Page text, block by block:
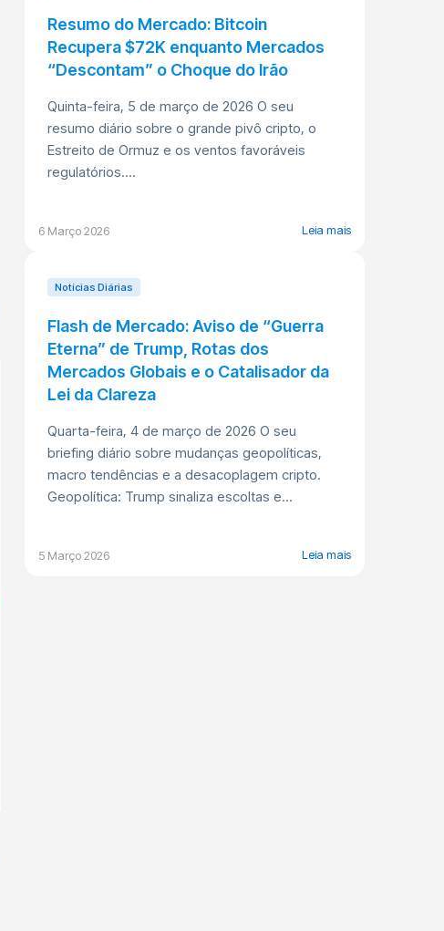
Resumo do Mercado: Bitcoin
Recupera $72K enquanto Mercados
“Descontam” o Choque do Irão
Quinta-feira, 5 de março de 2026 O seu
resumo diário sobre o grande pivô cripto, o
Estreito de Ormuz e os ventos favoráveis
regulatórios....
6 Março 2026 Leia mais
Notícias Diárias
Flash de Mercado: Aviso de “Guerra
Eterna” de Trump, Rotas dos
Mercados Globais e o Catalisador da
Lei da Clareza
Quarta-feira, 4 de março de 2026 O seu
briefing diário sobre mudanças geopolíticas,
macro tendências e a desacoplagem cripto.
Geopolítica: Trump sinaliza escoltas e...
5 Março 2026 Leia mais